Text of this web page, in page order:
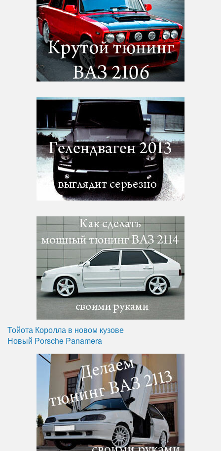
Тойота Королла в новом кузове
Новый Porsche Panamera